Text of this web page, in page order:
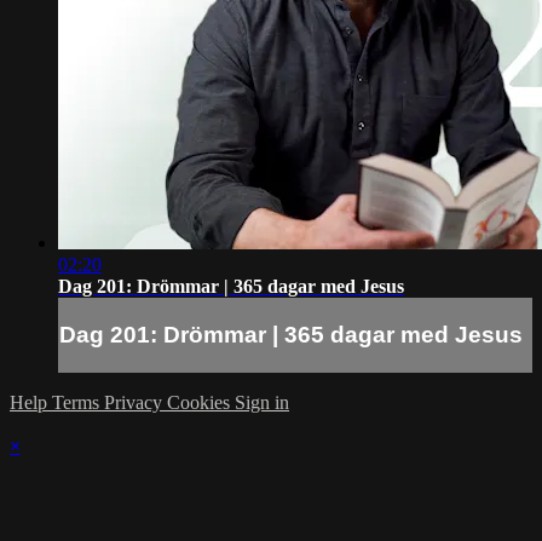
02:20
Dag 201: Drömmar | 365 dagar med Jesus
Dag 201: Drömmar | 365 dagar med Jesus
Help Terms Privacy Cookies Sign in
×